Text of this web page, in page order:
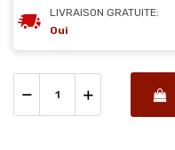
LIVRAISON GRATUITE:
Oui